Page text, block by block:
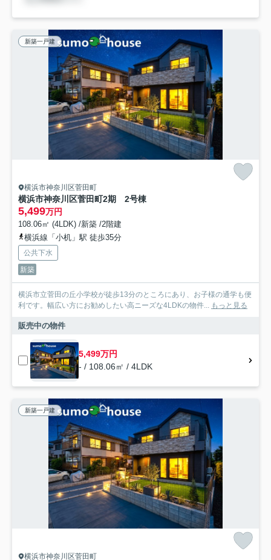
新築一戸建
横浜市神奈川区菅田町
横浜市神奈川区菅田町2期 2号棟
5,499万円
108.06㎡ (4LDK) /新築 /2階建
横浜線「小机」駅 徒歩35分
公共下水
新築
横浜市立菅田の丘小学校が徒歩13分のところにあり、お子様の通学も便
利です。幅広い方にお勧めしたい高ニーズな4LDKの物件... もっと見る
販売中の物件
5,499万円
- / 108.06㎡ / 4LDK
新築一戸建
横浜市神奈川区菅田町